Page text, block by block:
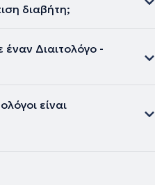
διαβήτη;
έναν Διαιτολόγο -
είναι